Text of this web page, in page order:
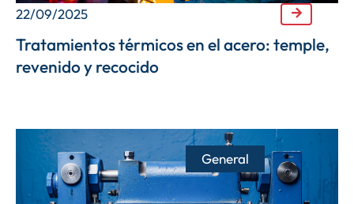
22/09/2025
Tratamientos térmicos en el acero: temple,
revenido y recocido
General